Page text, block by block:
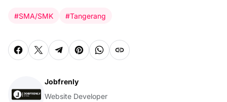
#SMA/SMK #Tangerang
Jobfrenly
Website Developer